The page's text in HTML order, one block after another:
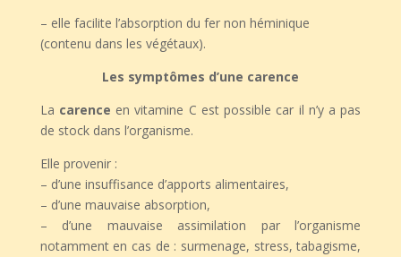
– elle facilite l’absorption du fer non héminique
(contenu dans les végétaux).
Les symptômes d’une carence
La carence en vitamine C est possible car il n’y a pas
de stock dans l’organisme.
Elle provenir :
– d’une insuffisance d’apports alimentaires,
– d’une mauvaise absorption,
– d’une mauvaise assimilation par l’organisme
notamment en cas de : surmenage, stress, tabagisme,